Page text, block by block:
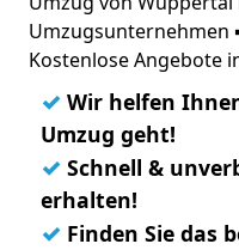
Umzugsunternehmen
Kostenlose Angebote
✓ Wir helfen
Umzug geht!
✓ Schnell &
erhalten!
✓ Finden Sie das